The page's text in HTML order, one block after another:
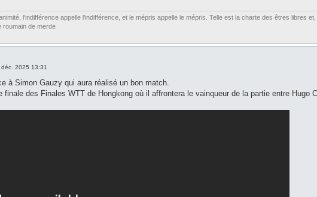
l'indifférence appelle l'indifférence, et le mépris appelle le mépris. Telle est la charte des êtres libres
roumain de merde
déc. 2025 13:31
à Simon Gauzy qui aura réalisé un bon match.
finale des Finales WTT de Hongkong où il affrontera le vainqueur de la partie entre Hugo